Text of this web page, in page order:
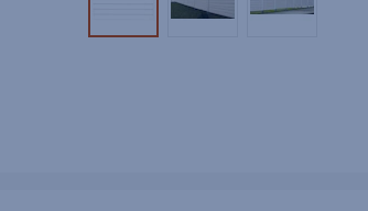
Tuotekuva 1Tuotekuva 2Tuotekuva 3